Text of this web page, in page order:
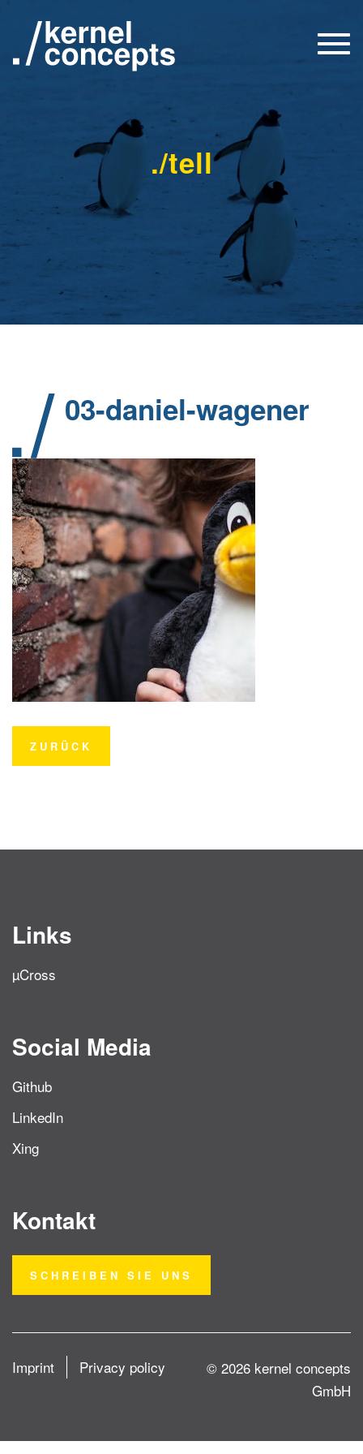
./tell
03-daniel-wagener
ZURÜCK
Links
µCross
Social Media
Github
LinkedIn
Xing
Kontakt
SCHREIBEN SIE UNS
Imprint Privacy policy
© 2026 kernel concepts
GmbH